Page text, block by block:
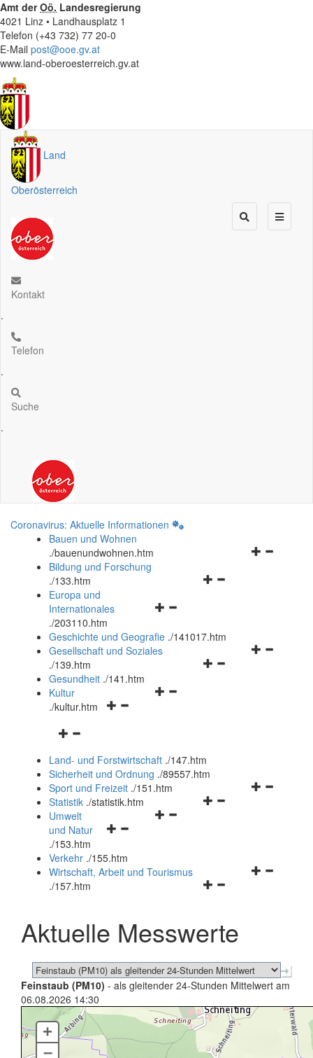
Amt derOö. Landesregierung
4021 Linz • Landhausplatz 1
Telefon (+43 732) 77 20-0
E-Mail post@ooe.gv.at
www.land-oberoesterreich.gv.at
Land
Oberösterreich
Kontakt
.
Telefon
.
Suche
.
Coronavirus: Aktuelle Informationen
Bauen und Wohnen
./bauenundwohnen.htm
Navigationsmenü
Bildung und Forschung
./133.htm
Navigationsmenü
und
schließen
Europa und
Internationales
./203110.htm
Geschichte und Geografie ./141017.htm
Navigationsmenü
Gesellschaft und Soziales
./139.htm
Navigationsmenü
Gesundheit ./141.htm
Navigationsmenü
Kultur
./kultur.htm
Navigationsmenü
und
schließen
Land- und Forstwirtschaft ./147.htm
Sicherheit und Ordnung ./89557.htm
Navigationsmenü
Sport und Freizeit ./151.htm
Navigationsmenü
Statistik ./statistik.htm
Navigationsmenü
und
schließen
Umwelt
und Natur
./153.htm
Verkehr ./155.htm
Navigationsmenü
schließen
Wirtschaft, Arbeit und Tourismus
./157.htm
Aktuelle Messwerte
Feinstaub (PM10) - als gleitender 24-Stunden Mittelwert am
06.08.2026 14:30
+
–